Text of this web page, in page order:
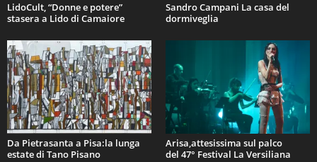
LidoCult, “Donne e potere”
stasera a Lido di Camaiore
Sandro Campani La casa del
dormiveglia
Da Pietrasanta a Pisa:la lunga
estate di Tano Pisano
Arisa,attesissima sul palco
del 47° Festival La Versiliana